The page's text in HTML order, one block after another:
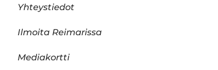
Yhteystiedot
Ilmoita Reimarissa
Mediakortti